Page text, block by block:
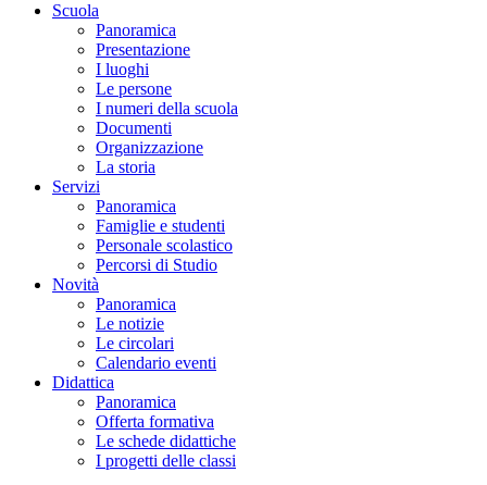
Scuola
Panoramica
Presentazione
I luoghi
Le persone
I numeri della scuola
Documenti
Organizzazione
La storia
Servizi
Panoramica
Famiglie e studenti
Personale scolastico
Percorsi di Studio
Novità
Panoramica
Le notizie
Le circolari
Calendario eventi
Didattica
Panoramica
Offerta formativa
Le schede didattiche
I progetti delle classi